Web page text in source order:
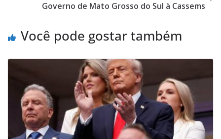
Governo de Mato Grosso do Sul à Cassems
Você pode gostar também